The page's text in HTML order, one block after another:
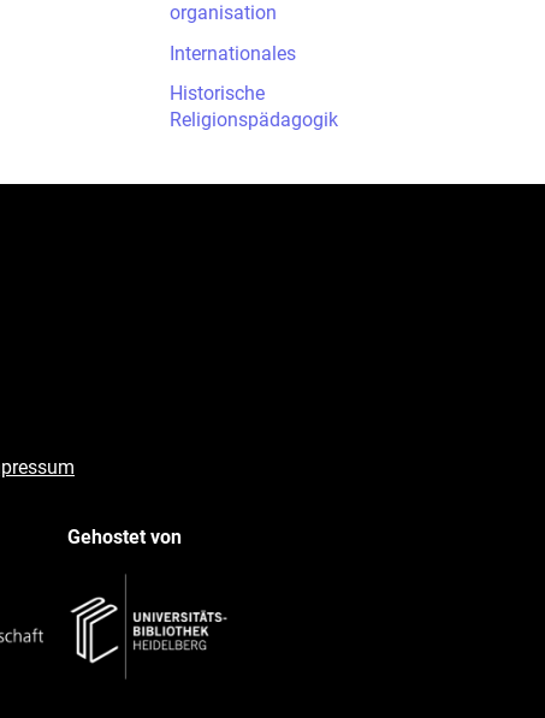
organisation
Internationales
Historische
Religionspädagogik
Gehostet von